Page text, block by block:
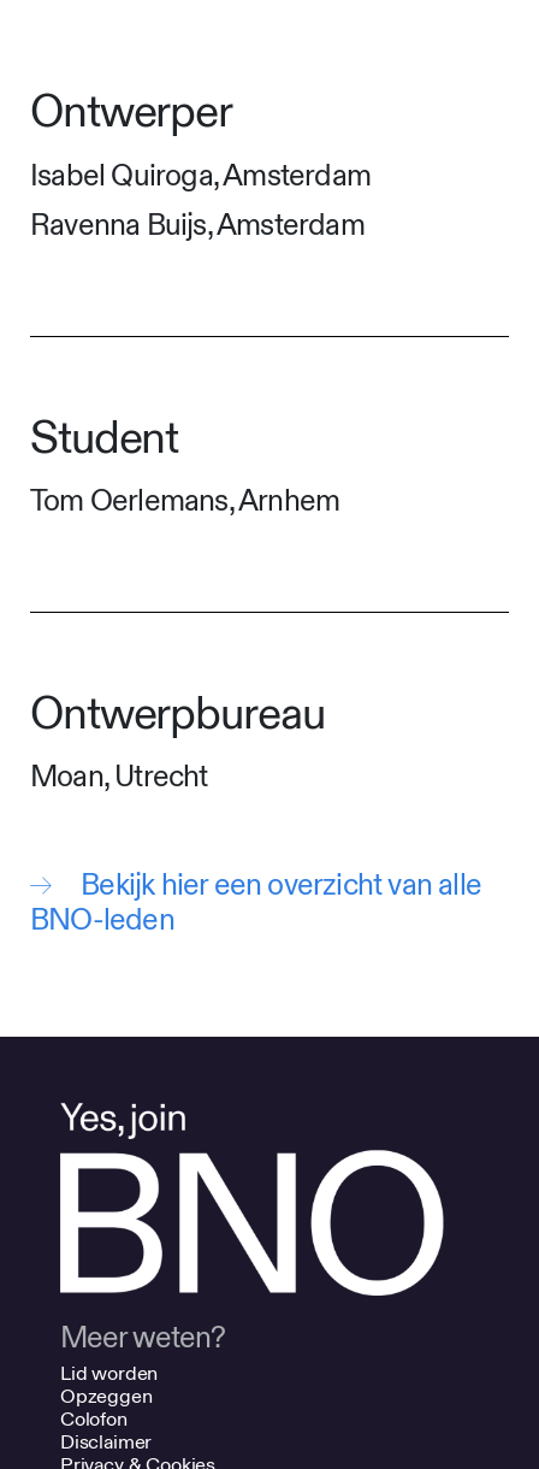
Ontwerper
Isabel Quiroga, Amsterdam
Ravenna Buijs, Amsterdam
Student
Tom Oerlemans, Arnhem
Ontwerpbureau
Moan, Utrecht
Bekijk hier een overzicht van alle
BNO-leden
Meer weten?
Lid worden
Opzeggen
Colofon
Disclaimer